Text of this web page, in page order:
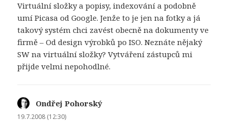
Virtuální složky a popisy, indexování a podobně
umí Picasa od Google. Jenže to je jen na fotky a já
takový systém chci zavést obecně na dokumenty ve
firmě – Od design výrobků po ISO. Neznáte nějaký
SW na virtuální složky? Vytváření zástupců mi
přijde velmi nepohodlné.
Ondřej Pohorský
19.7.2008 (12:30)